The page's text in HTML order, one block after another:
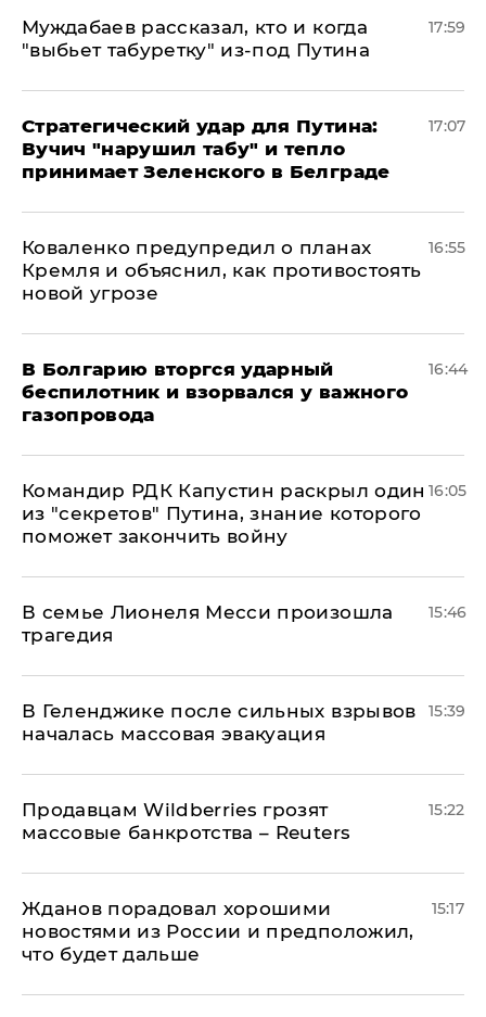
Муждабаев рассказал, кто и когда
"выбьет табуретку" из-под Путина
17:59
Стратегический удар для Путина:
Вучич "нарушил табу" и тепло
принимает Зеленского в Белграде
17:07
Коваленко предупредил о планах
Кремля и объяснил, как противостоять
новой угрозе
16:55
В Болгарию вторгся ударный
беспилотник и взорвался у важного
газопровода
16:44
Командир РДК Капустин раскрыл один
из "секретов" Путина, знание которого
поможет закончить войну
16:05
В семье Лионеля Месси произошла
трагедия
15:46
В Геленджике после сильных взрывов
началась массовая эвакуация
15:39
Продавцам Wildberries грозят
массовые банкротства – Reuters
15:22
Жданов порадовал хорошими
новостями из России и предположил,
что будет дальше
15:17